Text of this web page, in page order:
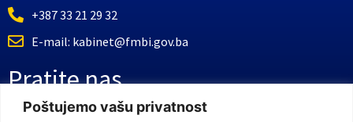
Poštujemo vašu privatnost
+387 33 21 29 32
E-mail: kabinet@fmbi.gov.ba
Pratite nas